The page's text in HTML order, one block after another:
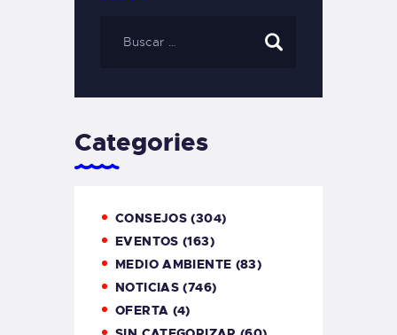
Categories
CONSEJOS (304)
EVENTOS (163)
MEDIO AMBIENTE (83)
NOTICIAS (746)
OFERTA (4)